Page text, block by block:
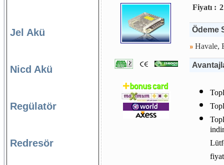
Jel Akü
Nicd Akü
Regülatör
Redresör
Fiyatı :
Ödeme
Havale,